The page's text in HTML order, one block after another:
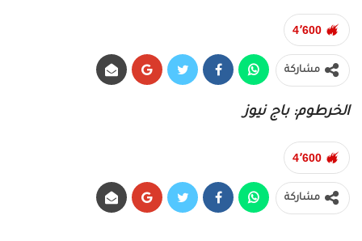
4٬600
مشاركة
الخرطوم: باج نيوز
4٬600
مشاركة